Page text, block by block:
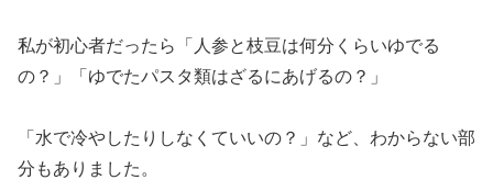
私が初心者だったら「人参と枝豆は何分くらいゆでる
の？」「ゆでたパスタ類はざるにあげるの？」
「水で冷やしたりしなくていいの？」など、わからない部
分もありました。